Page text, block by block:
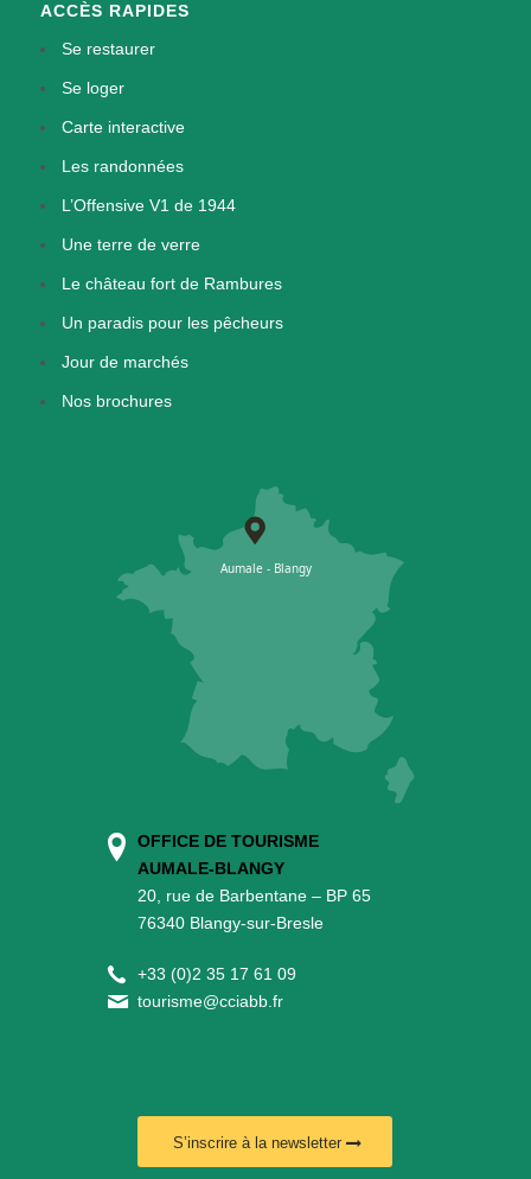
ACCÈS RAPIDES
Se restaurer
Se loger
Carte interactive
Les randonnées
L’Offensive V1 de 1944
Une terre de verre
Le château fort de Rambures
Un paradis pour les pêcheurs
Jour de marchés
Nos brochures
OFFICE DE TOURISME
AUMALE-BLANGY
20, rue de Barbentane – BP 65
76340 Blangy-sur-Bresle
+33 (0)2 35 17 61 09
tourisme@cciabb.fr
S’inscrire à la newsletter